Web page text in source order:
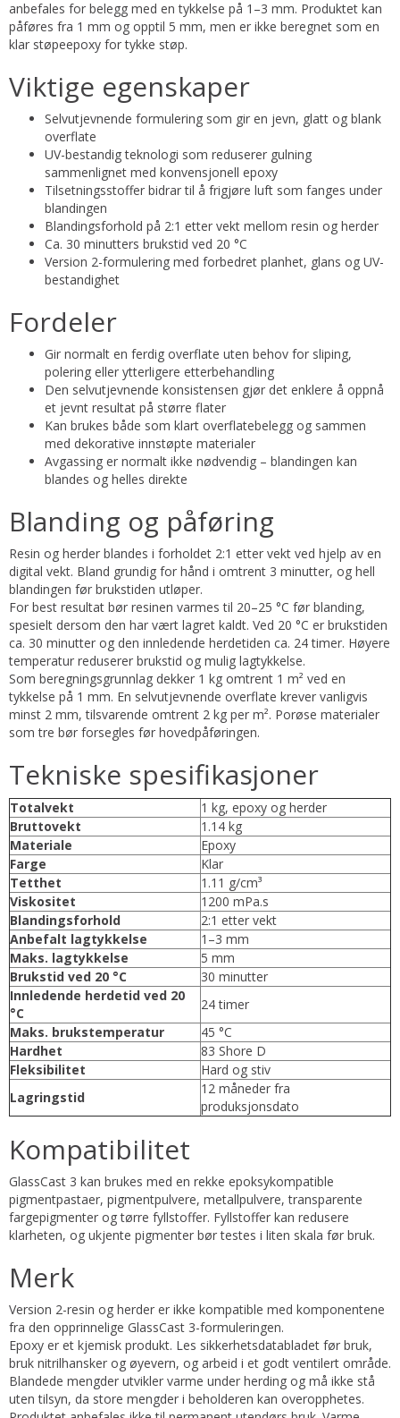
anbefales for belegg med en tykkelse på 1–3 mm. Produktet kan
påføres fra 1 mm og opptil 5 mm, men er ikke beregnet som en
klar støpeepoxy for tykke støp.
Viktige egenskaper
Selvutjevnende formulering som gir en jevn, glatt og blank
overflate
UV-bestandig teknologi som reduserer gulning
sammenlignet med konvensjonell epoxy
Tilsetningsstoffer bidrar til å frigjøre luft som fanges under
blandingen
Blandingsforhold på 2:1 etter vekt mellom resin og herder
Ca. 30 minutters brukstid ved 20 °C
Version 2-formulering med forbedret planhet, glans og UV-
bestandighet
Fordeler
Gir normalt en ferdig overflate uten behov for sliping,
polering eller ytterligere etterbehandling
Den selvutjevnende konsistensen gjør det enklere å oppnå
et jevnt resultat på større flater
Kan brukes både som klart overflatebelegg og sammen
med dekorative innstøpte materialer
Avgassing er normalt ikke nødvendig – blandingen kan
blandes og helles direkte
Blanding og påføring
Resin og herder blandes i forholdet 2:1 etter vekt ved hjelp av en
digital vekt. Bland grundig for hånd i omtrent 3 minutter, og hell
blandingen før brukstiden utløper.
For best resultat bør resinen varmes til 20–25 °C før blanding,
spesielt dersom den har vært lagret kaldt. Ved 20 °C er brukstiden
ca. 30 minutter og den innledende herdetiden ca. 24 timer. Høyere
temperatur reduserer brukstid og mulig lagtykkelse.
Som beregningsgrunnlag dekker 1 kg omtrent 1 m² ved en
tykkelse på 1 mm. En selvutjevnende overflate krever vanligvis
minst 2 mm, tilsvarende omtrent 2 kg per m². Porøse materialer
som tre bør forsegles før hovedpåføringen.
Tekniske spesifikasjoner
Totalvekt
1 kg, epoxy og herder
Bruttovekt
1.14 kg
Materiale
Epoxy
Farge
Klar
Tetthet
1.11 g/cm³
Viskositet
1200 mPa.s
Blandingsforhold
2:1 etter vekt
Anbefalt lagtykkelse
1–3 mm
Maks. lagtykkelse
5 mm
Brukstid ved 20 °C
30 minutter
Innledende herdetid ved 20
°C
24 timer
Maks. brukstemperatur
45 °C
Hardhet
83 Shore D
Fleksibilitet
Hard og stiv
Lagringstid
12 måneder fra
produksjonsdato
Kompatibilitet
GlassCast 3 kan brukes med en rekke epoksykompatible
pigmentpastaer, pigmentpulvere, metallpulvere, transparente
fargepigmenter og tørre fyllstoffer. Fyllstoffer kan redusere
klarheten, og ukjente pigmenter bør testes i liten skala før bruk.
Merk
Version 2-resin og herder er ikke kompatible med komponentene
fra den opprinnelige GlassCast 3-formuleringen.
Epoxy er et kjemisk produkt. Les sikkerhetsdatabladet før bruk,
bruk nitrilhansker og øyevern, og arbeid i et godt ventilert område.
Blandede mengder utvikler varme under herding og må ikke stå
uten tilsyn, da store mengder i beholderen kan overopphetes.